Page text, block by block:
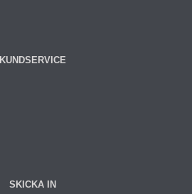
KUNDSERVICE
SKICKA IN